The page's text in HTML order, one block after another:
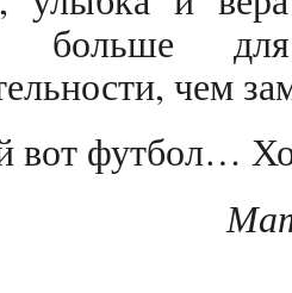
больше
чем
вот футбол…